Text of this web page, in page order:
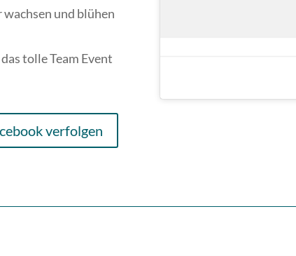
und blühen
tolle Team Event
verfolgen